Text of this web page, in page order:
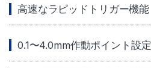
高速なラピッドトリガー機能
0.1〜4.0mm作動ポイント設定